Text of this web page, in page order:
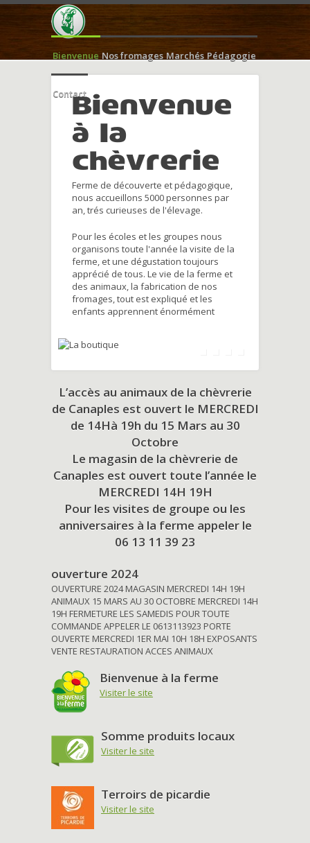
Bienvenue Nos fromages Marchés Pédagogie
ContactBienvenue
à la
chèvrerie
Ferme de découverte et pédagogique,
nous accueillons 5000 personnes par
an, trés curieuses de l'élevage.
Pour les écoles et les groupes nous
organisons toute l'année la visite de la
ferme, et une dégustation toujours
apprécié de tous. Le vie de la ferme et
des animaux, la fabrication de nos
fromages, tout est expliqué et les
enfants apprennent énormément
L’accès au animaux de la chèvrerie
de Canaples est ouvert le MERCREDI
de 14Hà 19h du 15 Mars au 30
Octobre
Le magasin de la chèvrerie de
Canaples est ouvert toute l’année le
MERCREDI 14H 19H
Pour les visites de groupe ou les
anniversaires à la ferme appeler le
06 13 11 39 23
ouverture 2024
OUVERTURE 2024 MAGASIN MERCREDI 14H 19H
ANIMAUX 15 MARS AU 30 OCTOBRE MERCREDI 14H
19H FERMETURE LES SAMEDIS POUR TOUTE
COMMANDE APPELER LE 0613113923 PORTE
OUVERTE MERCREDI 1ER MAI 10H 18H EXPOSANTS
VENTE RESTAURATION ACCES ANIMAUX
Bienvenue à la ferme
Visiter le site
Somme produits locaux
Visiter le site
Terroirs de picardie
Visiter le site